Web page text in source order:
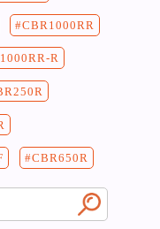
CBR1000RR
R
CBR650R